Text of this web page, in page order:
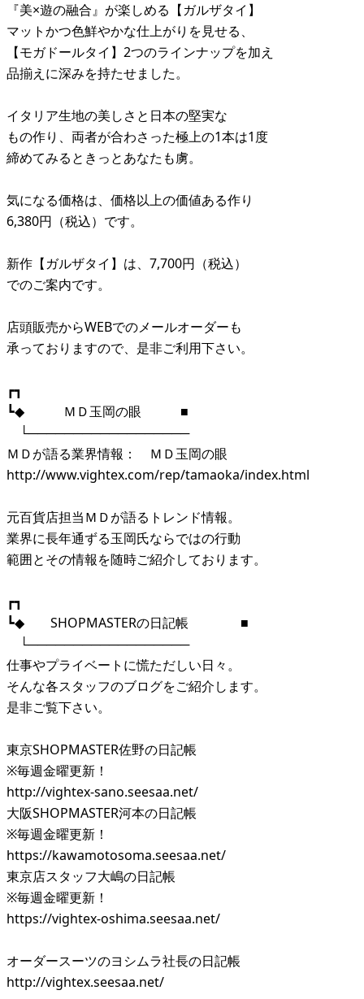
『美×遊の融合』が楽しめる【ガルザタイ】
マットかつ色鮮やかな仕上がりを見せる、
【モガドールタイ】2つのラインナップを加え
品揃えに深みを持たせました。
イタリア生地の美しさと日本の堅実な
もの作り、両者が合わさった極上の1本は1度
締めてみるときっとあなたも虜。
気になる価格は、価格以上の価値ある作り
6,380円（税込）です。
新作【ガルザタイ】は、7,700円（税込）
でのご案内です。
店頭販売からWEBでのメールオーダーも
承っておりますので、是非ご利用下さい。
┏┓
┗◆ ＭＤ玉岡の眼 ■
└──────────────────
ＭＤが語る業界情報： ＭＤ玉岡の眼
http://www.vightex.com/rep/tamaoka/index.html
元百貨店担当ＭＤが語るトレンド情報。
業界に長年通ずる玉岡氏ならではの行動
範囲とその情報を随時ご紹介しております。
┏┓
┗◆ SHOPMASTERの日記帳 ■
└──────────────────
仕事やプライベートに慌ただしい日々。
そんな各スタッフのブログをご紹介します。
是非ご覧下さい。
東京SHOPMASTER佐野の日記帳
※毎週金曜更新！
http://vightex-sano.seesaa.net/
大阪SHOPMASTER河本の日記帳
※毎週金曜更新！
https://kawamotosoma.seesaa.net/
東京店スタッフ大嶋の日記帳
※毎週金曜更新！
https://vightex-oshima.seesaa.net/
オーダースーツのヨシムラ社長の日記帳
http://vightex.seesaa.net/